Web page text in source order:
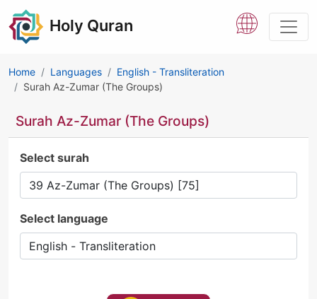
Holy Quran
Home Languages
English - Transliteration
Surah Az-Zumar (The Groups)
Surah Az-Zumar (The Groups)
Select surah
Select language